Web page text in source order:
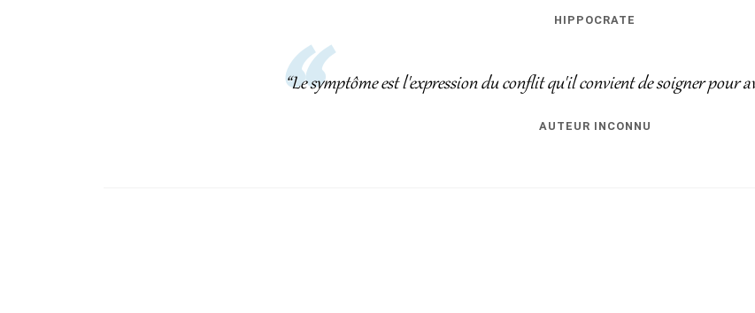
HIPPOCRATE
“Le symptôme est l'expression du conflit qu'il convient de soigner pour
AUTEUR INCONNU